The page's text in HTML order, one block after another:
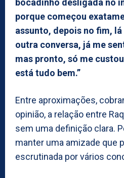
bocadinho desligada no
porque começou
assunto, depois no fim,
outra conversa, já me
mas pronto, só me
está tudo bem.”
Entre aproximações,
opinião, a relação entre
sem uma definição clara.
manter uma amizade que
escrutinada por vários